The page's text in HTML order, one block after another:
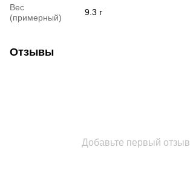
Вес
(примерный)
9.3 г
Отзывы
Добавьте первый отзыв